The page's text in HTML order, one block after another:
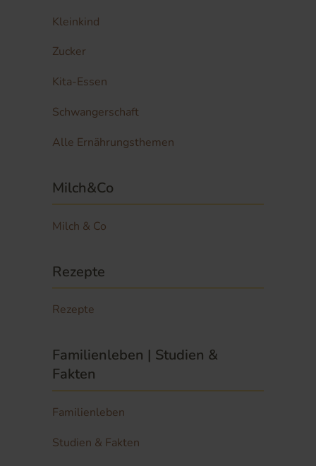
Kleinkind
Zucker
Kita-Essen
Schwangerschaft
Alle Ernährungsthemen
Milch&Co
Milch & Co
Rezepte
Rezepte
Familienleben | Studien &
Fakten
Familienleben
Studien & Fakten